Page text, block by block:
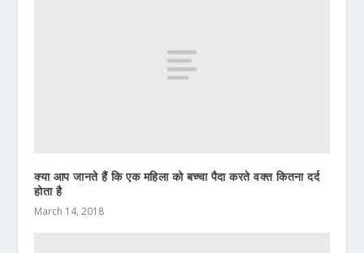
क्या आप जानते हैं कि एक महिला को बच्चा पैदा करते वक्त कितना दर्द
होता है
March 14, 2018